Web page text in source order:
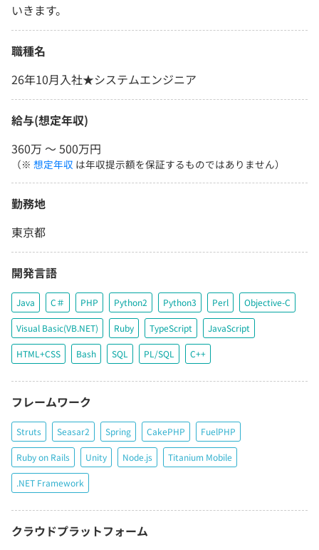
いきます。
職種名
26年10月入社★システムエンジニア
給与(想定年収)
360万 〜 500万円
（※ 想定年収 は年収提示額を保証するものではありません）
勤務地
東京都
開発言語
Java C＃ PHP Python2 Python3 Perl Objective-C
Visual Basic(VB.NET) Ruby TypeScript JavaScript
HTML+CSS Bash SQL PL/SQL C++
フレームワーク
Struts Seasar2 Spring CakePHP FuelPHP
Ruby on Rails Unity Node.js Titanium Mobile
.NET Framework
クラウドプラットフォーム